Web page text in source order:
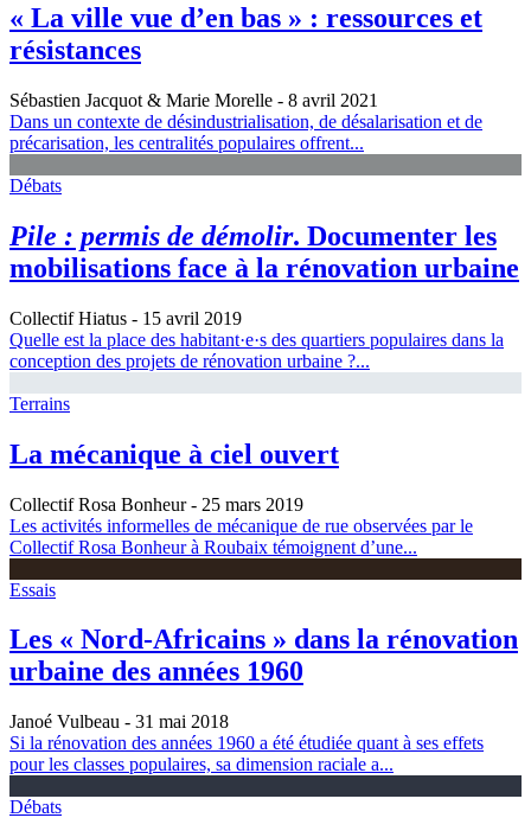
« La ville vue d’en bas » : ressources et
résistances
Sébastien Jacquot & Marie Morelle - 8 avril 2021
Dans un contexte de désindustrialisation, de désalarisation et de
précarisation, les centralités populaires offrent...
Débats
Pile : permis de démolir. Documenter les
mobilisations face à la rénovation urbaine
Collectif Hiatus - 15 avril 2019
Quelle est la place des habitant·e·s des quartiers populaires dans la
conception des projets de rénovation urbaine ?...
Terrains
La mécanique à ciel ouvert
Collectif Rosa Bonheur- 25 mars 2019
Les activités informelles de mécanique de rue observées par le
Collectif Rosa Bonheur à Roubaix témoignent d’une...
Essais
Les « Nord-Africains » dans la rénovation
urbaine des années 1960
Janoé Vulbeau - 31 mai 2018
Si la rénovation des années 1960 a été étudiée quant à ses effets
pour les classes populaires, sa dimension raciale a...
Débats